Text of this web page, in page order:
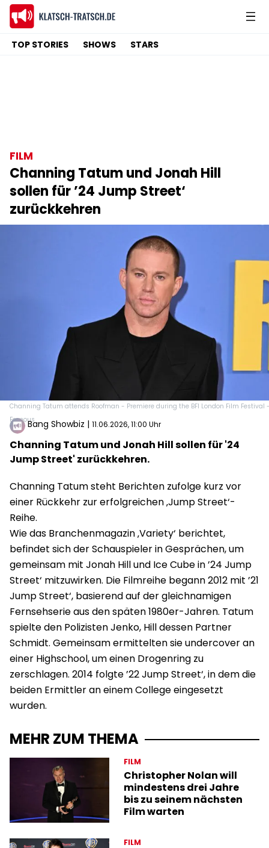
TOP STORIES SHOWS STARS
FILM
Channing Tatum und Jonah Hill
sollen für ’24 Jump Street‘
zurückkehren
Channing Tatum attends Roofman - Premiere during the BFI London Film Festival
FamousBang Showbiz | 11.06.2026, 11:00 Uhr
Channing Tatum und Jonah Hill sollen für '24
Jump Street' zurückkehren.
Channing Tatum steht Berichten zufolge kurz vor
einer Rückkehr zur erfolgreichen ‚Jump Street‘-
Reihe.
Wie das Branchenmagazin ‚Variety‘ berichtet,
befindet sich der Schauspieler in Gesprächen, um
gemeinsam mit Jonah Hill und Ice Cube in ’24 Jump
Street‘ mitzuwirken. Die Filmreihe begann 2012 mit ’21
Jump Street‘, basierend auf der gleichnamigen
Fernsehserie aus den späten 1980er-Jahren. Tatum
spielte den Polizisten Jenko, Hill dessen Partner
Schmidt. Gemeinsam ermittelten sie undercover an
einer Highschool, um einen Drogenring zu
zerschlagen. 2014 folgte ’22 Jump Street‘, in dem die
beiden Ermittler an einem College eingesetzt
wurden.
MEHR ZUM THEMA
FILM
Christopher Nolan will
mindestens drei Jahre
bis zu seinem nächsten
Film warten
FILM